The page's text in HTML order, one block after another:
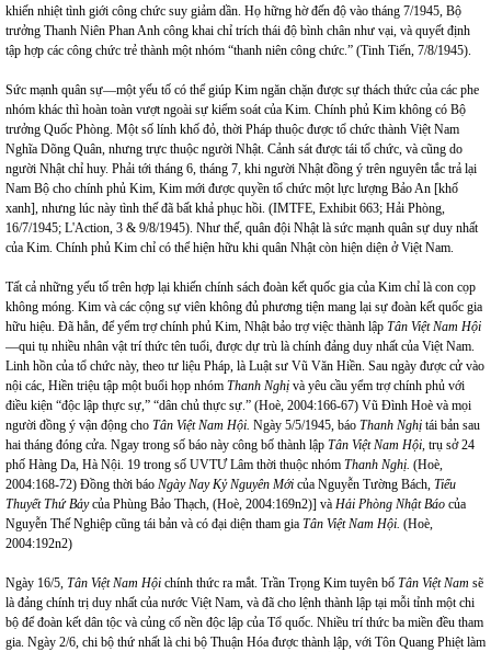
khiến nhiệt tình giới công chức suy giảm dần. Họ hững hờ đến độ vào tháng 7/1945, Bộ
trưởng Thanh Niên Phan Anh công khai chỉ trích thái độ bình chân như vại, và quyết định
tập hợp các công chức trẻ thành một nhóm “thanh niên công chức.” (Tinh Tiến, 7/8/1945).
Sức mạnh quân sự—một yếu tố có thể giúp Kim ngăn chặn được sự thách thức của các phe
nhóm khác thì hoàn toàn vượt ngoài sự kiểm soát của Kim. Chính phủ Kim không có Bộ
trưởng Quốc Phòng. Một số lính khố đỏ, thời Pháp thuộc được tổ chức thành Việt Nam
Nghĩa Dõng Quân, nhưng trực thuộc người Nhật. Cảnh sát được tái tổ chức, và cũng do
người Nhật chỉ huy. Phải tới tháng 6, tháng 7, khi người Nhật đồng ý trên nguyên tắc trả lại
Nam Bộ cho chính phủ Kim, Kim mới được quyền tổ chức một lực lượng Bảo An [khố
xanh], nhưng lúc này tình thế đã bất khả phục hồi. (IMTFE, Exhibit 663; Hải Phòng,
16/7/1945; L'Action, 3 & 9/8/1945). Như thế, quân đội Nhật là sức mạnh quân sự duy nhất
của Kim. Chính phủ Kim chỉ có thể hiện hữu khi quân Nhật còn hiện diện ở ViệtNam.
Tất cả những yếu tố trên hợp lại khiến chính sách đoàn kết quốc gia của Kim chỉ là con cọp
không móng. Kim và các cộng sự viên không đủ phương tiện mang lại sự đoàn kết quốc gia
hữu hiệu. Đã hẳn, để yểm trợ chính phủ Kim, Nhật bảo trợ việc thành lập Tân Việt Nam Hội
—qui tụ nhiều nhân vật trí thức tên tuổi, được dự trù là chính đảng duy nhất của ViệtNam.
Linh hồn của tổ chức này, theo tư liệu Pháp, là Luật sư Vũ Văn Hiền. Sau ngày được cử vào
nội các, Hiền triệu tập một buổi họp nhóm Thanh Nghị và yêu cầu yểm trợ chính phủ với
điều kiện “độc lập thực sự,” “dân chủ thực sự.” (Hoè, 2004:166-67) Vũ Đình Hoè và mọi
người đồng ý vận động cho Tân ViệtNam Hội. Ngày 5/5/1945, báo Thanh Nghị tái bản sau
hai tháng đóng cửa. Ngay trong số báo này công bố thành lập Tân Việt Nam Hội, trụ sở 24
phố Hàng Da, Hà Nội. 19 trong số UVTƯ Lâm thời thuộc nhóm Thanh Nghị. (Hoè,
2004:168-72) Đồng thời báo Ngày Nay Kỷ Nguyên Mới của Nguyễn Tường Bách, Tiểu
Thuyết Thứ Bảycủa Phùng Bảo Thạch, (Hoè, 2004:169n2)] và Hải Phòng Nhật Báo của
Nguyễn Thế Nghiệp cũng tái bản và có đại diện tham gia Tân Việt Nam Hội. (Hoè,
2004:192n2)
Ngày 16/5, Tân Việt Nam Hội chính thức ra mắt. Trần Trọng Kim tuyên bố Tân Việt Nam sẽ
là đảng chính trị duy nhất của nước ViệtNam, và đã cho lệnh thành lập tại mỗi tỉnh một chi
bộ để đoàn kết dân tộc và củng cố nền độc lập của Tổ quốc. Nhiều trí thức ba miền đều tham
gia. Ngày 2/6, chi bộ thứ nhất là chi bộ Thuận Hóa được thành lập, với Tôn Quang Phiệt làm